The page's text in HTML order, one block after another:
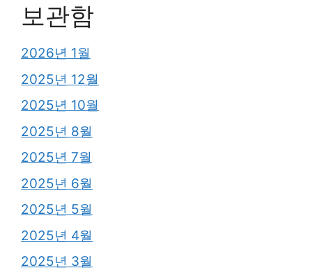
보관함
2026년 1월
2025년 12월
2025년 10월
2025년 8월
2025년 7월
2025년 6월
2025년 5월
2025년 4월
2025년 3월